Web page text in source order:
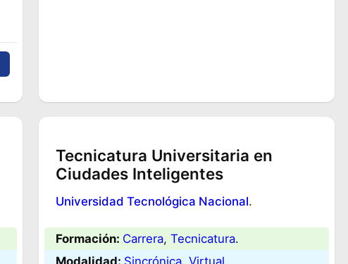
Tecnicatura Universitaria en
Ciudades Inteligentes
Universidad Tecnológica Nacional.
Formación: Carrera, Tecnicatura.